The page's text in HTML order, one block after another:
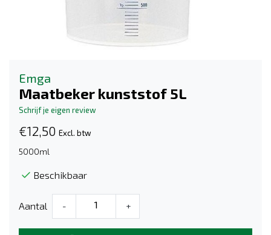
Emga
Maatbeker kunststof 5L
Schrijf je eigen review
€12,50 Excl. btw
5000ml
Beschikbaar
Aantal - +